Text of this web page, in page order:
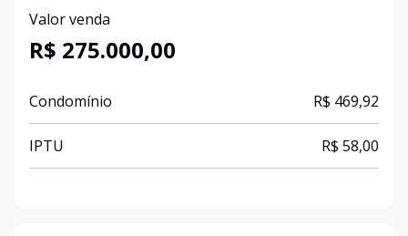
Valor venda
R$ 275.000,00
Condomínio R$ 469,92
IPTU R$ 58,00